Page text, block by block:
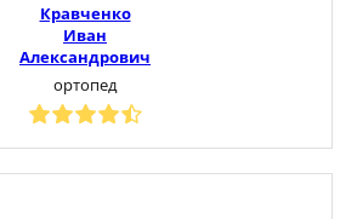
Кравченко
Иван
Александрович
ортопед